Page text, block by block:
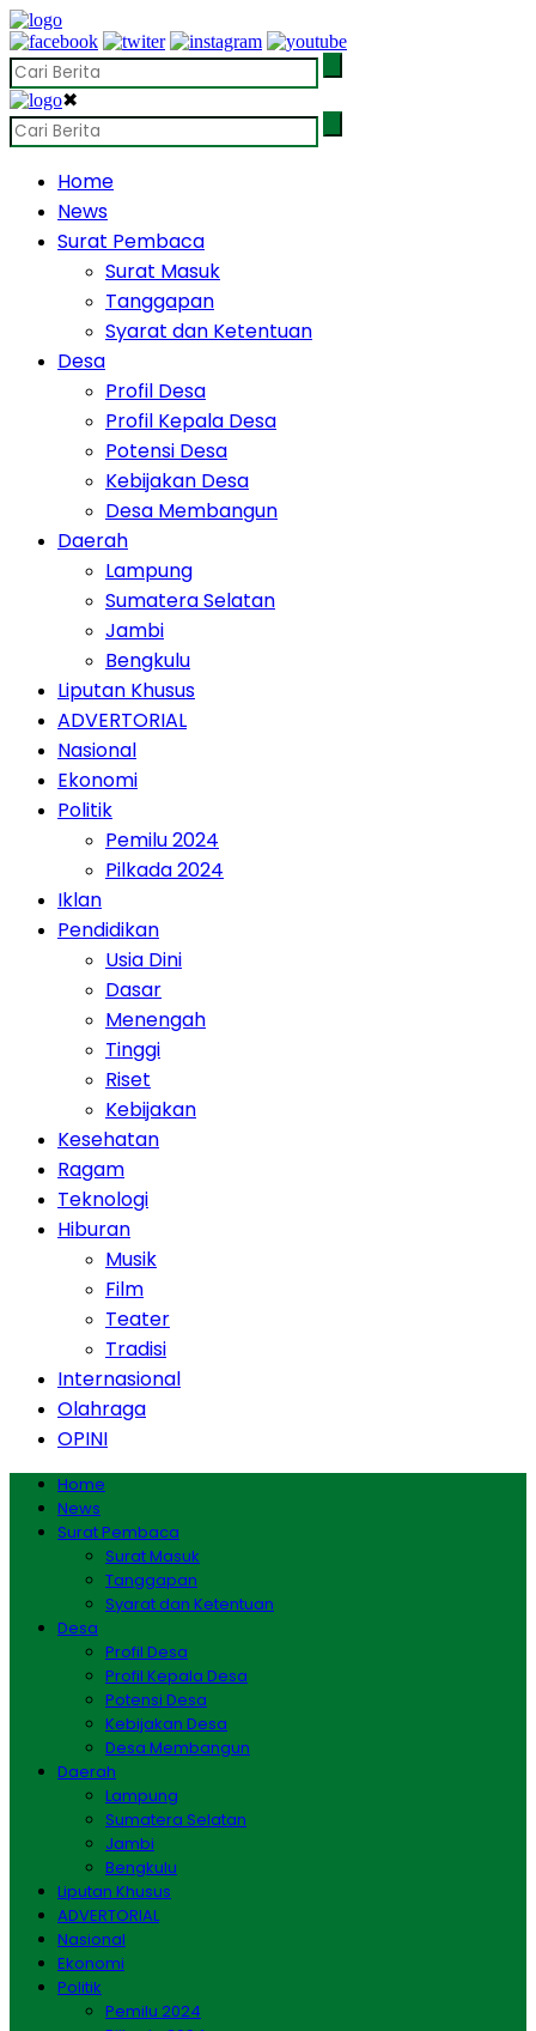
✖
Home
News
Surat Pembaca
Surat Masuk
Tanggapan
Syarat dan Ketentuan
Desa
Profil Desa
Profil Kepala Desa
Potensi Desa
Kebijakan Desa
Desa Membangun
Daerah
Lampung
Sumatera Selatan
Jambi
Bengkulu
Liputan Khusus
ADVERTORIAL
Nasional
Ekonomi
Politik
Pemilu 2024
Pilkada 2024
Iklan
Pendidikan
Usia Dini
Dasar
Menengah
Tinggi
Riset
Kebijakan
Kesehatan
Ragam
Teknologi
Hiburan
Musik
Film
Teater
Tradisi
Internasional
Olahraga
OPINI
Home
News
Surat Pembaca
Surat Masuk
Tanggapan
Syarat dan Ketentuan
Desa
Profil Desa
Profil Kepala Desa
Potensi Desa
Kebijakan Desa
Desa Membangun
Daerah
Lampung
Sumatera Selatan
Jambi
Bengkulu
Liputan Khusus
ADVERTORIAL
Nasional
Ekonomi
Politik
Pemilu 2024